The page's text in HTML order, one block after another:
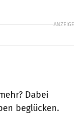
ANZEIGE
Dabei
beglücken.